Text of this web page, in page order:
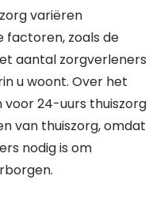
variëren
factoren, zoals de
aantal zorgverleners
u woont. Over het
24-uurs thuiszorg
van thuiszorg, omdat
nodig is om